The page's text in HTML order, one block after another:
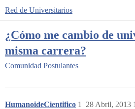
Red de Universitarios
¿Cómo me cambio de
misma carrera?
Comunidad Postulantes
HumanoideCientifico 28 Abril, 2013
1